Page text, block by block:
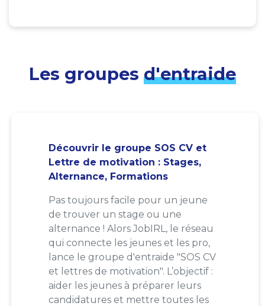
Les groupes d'entraide
Découvrir le groupe SOS CV et
Lettre de motivation : Stages,
Alternance, Formations
Pas toujours facile pour un jeune
de trouver un stage ou une
alternance ! Alors JobIRL, le réseau
qui connecte les jeunes et les pro,
lance le groupe d'entraide "SOS CV
et lettres de motivation". L’objectif :
aider les jeunes à préparer leurs
candidatures et mettre toutes les